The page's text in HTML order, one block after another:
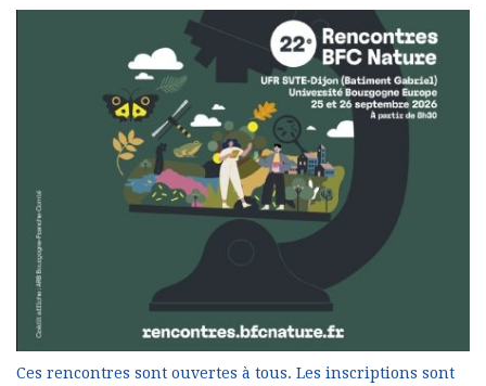
Ces rencontres sont ouvertes à tous. Les inscriptions sont